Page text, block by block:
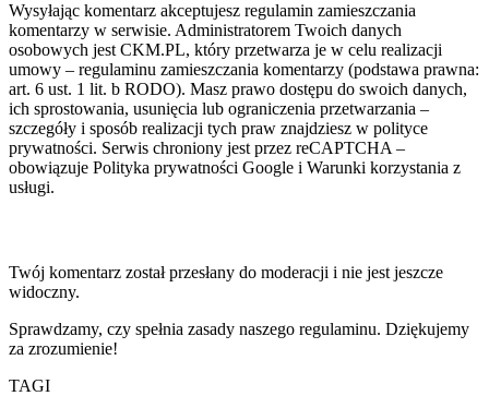
Wysyłając komentarz akceptujesz regulamin zamieszczania
komentarzy w serwisie. Administratorem Twoich danych
osobowych jest CKM.PL, który przetwarza je w celu realizacji
umowy – regulaminu zamieszczania komentarzy (podstawa prawna:
art. 6 ust. 1 lit. b RODO). Masz prawo dostępu do swoich danych,
ich sprostowania, usunięcia lub ograniczenia przetwarzania –
szczegóły i sposób realizacji tych praw znajdziesz w polityce
prywatności. Serwis chroniony jest przez reCAPTCHA –
obowiązuje Polityka prywatności Google i Warunki korzystania z
usługi.
Twój komentarz został przesłany do moderacji i nie jest jeszcze
widoczny.
Sprawdzamy, czy spełnia zasady naszego regulaminu. Dziękujemy
za zrozumienie!
TAGI